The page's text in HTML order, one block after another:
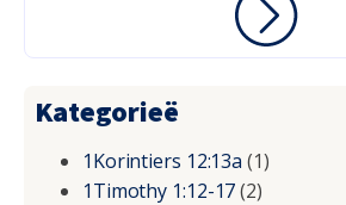
Kategorieë
1Korintiers 12:13a (1)
1Timothy 1:12-17(2)